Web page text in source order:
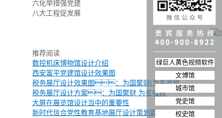
六化举措强党建
八大工程促发展
推荐阅读
数控机床博物馆设计介绍
西安富平党建馆设计效果图
税务展厅设计效果图：为国聚财|为名收税
税务展厅设计方案：为国聚财 为名收税
大屏在展览馆设计当中的重要性
新时代信合党性教育基地展厅设计策划篇
绿巨人黄色视频软件
文博馆
城市馆
党史馆
校史馆